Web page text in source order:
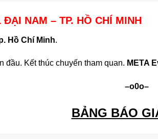
ĐẠI NAM – TP. HỒ CHÍ
Hồ Chí Minh.
đầu. Kết thúc chuyến tham quan. META
–o0o–
BẢNG BÁO